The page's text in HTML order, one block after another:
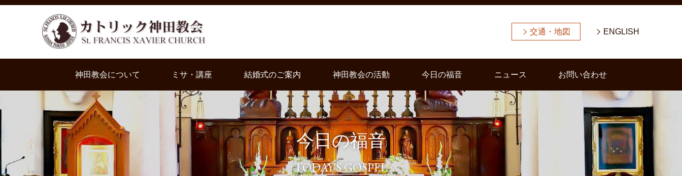
交通・地図 ENGLISH
神田教会について ミサ・講座 結婚式のご案内 神田教会の活動 今日の福音 ニュース お問い合わせ
今日の福音
TODAY'S GOSPEL